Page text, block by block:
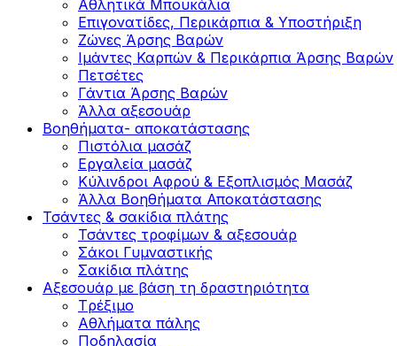
Αθλητικά Μπουκάλια
Επιγονατίδες, Περικάρπια & Υποστήριξη
Ζώνες Άρσης Βαρών
Ιμάντες Καρπών & Περικάρπια Άρσης Βαρών
Πετσέτες
Γάντια Άρσης Βαρών
Άλλα αξεσουάρ
Βοηθήματα- αποκατάστασης
Πιστόλια μασάζ
Εργαλεία μασάζ
Κύλινδροι Αφρού & Εξοπλισμός Μασάζ
Άλλα Βοηθήματα Αποκατάστασης
Τσάντες & σακίδια πλάτης
Τσάντες τροφίμων & αξεσουάρ
Σάκοι Γυμναστικής
Σακίδια πλάτης
Αξεσουάρ με βάση τη δραστηριότητα
Tρέξιμο
Αθλήματα πάλης
Ποδηλασία